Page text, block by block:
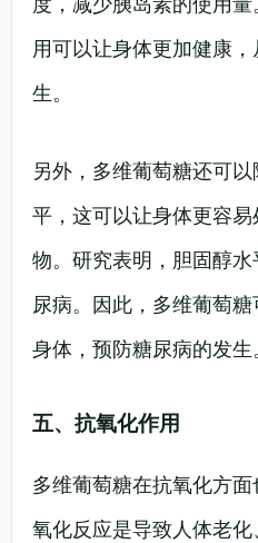
用可以让身体更加健康
生。
另外，多维葡萄糖还可
平，这可以让身体更容
物。研究表明，胆固醇
尿病。因此，多维葡萄
身体，预防糖尿病的发生。
五、抗氧化作用
多维葡萄糖在抗氧化方面
氧化反应是导致人体老